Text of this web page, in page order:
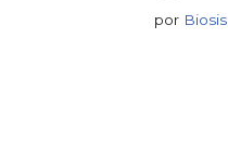
por Biosis